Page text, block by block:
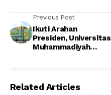
Previous Post
Ikuti Arahan
Presiden, Universitas
Muhammadiyah
Related Articles